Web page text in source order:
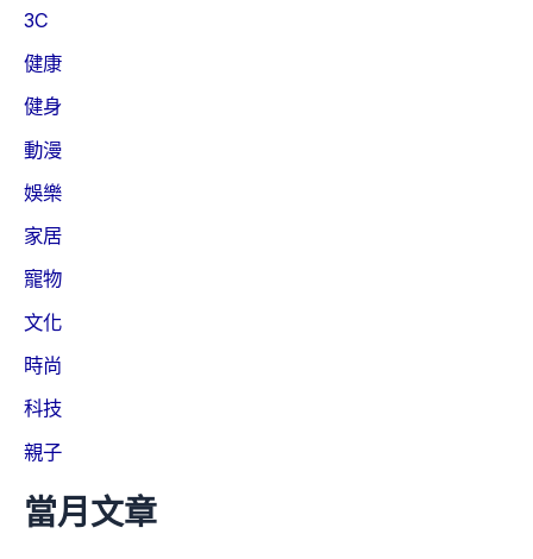
3C
健康
健身
動漫
娛樂
家居
寵物
文化
時尚
科技
親子
當月文章